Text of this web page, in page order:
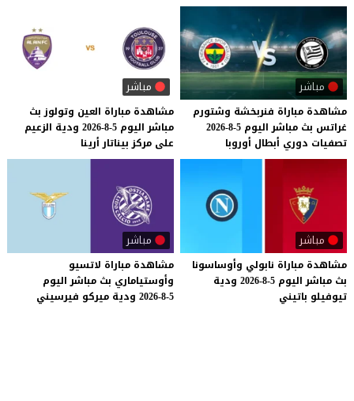
مباشر
مشاهدة مباراة فنربخشة وشتورم
غراتس بث مباشر اليوم 5-8-2026
تصفيات دوري أبطال أوروبا
مباشر
مشاهدة مباراة العين وتولوز بث
مباشر اليوم 5-8-2026 ودية الزعيم
على مركز بيناتار أرينا
مباشر
مشاهدة مباراة نابولي وأوساسونا
بث مباشر اليوم 5-8-2026
ودية
تيوفيلو باتيني
مباشر
مشاهدة مباراة لاتسيو
وأوستياماري بث مباشر اليوم
5-8-2026
ودية ميركو فيرسيني